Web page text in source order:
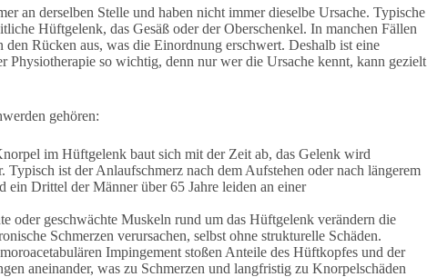
an derselben Stelle und haben nicht immer dieselbe Ursache. Typische
Hüftgelenk, das Gesäß oder der Oberschenkel. In manchen Fällen
Rücken aus, was die Einordnung erschwert. Deshalb ist eine
Physiotherapie so wichtig, denn nur wer die Ursache kennt, kann gezielt
gehören:
im Hüftgelenk baut sich mit der Zeit ab, das Gelenk wird
Typisch ist der Anlaufschmerz nach dem Aufstehen oder nach längerem
ein Drittel der Männer über 65 Jahre leiden an einer
oder geschwächte Muskeln rund um das Hüftgelenk verändern die
Schmerzen verursachen, selbst ohne strukturelle Schäden.
Impingement stoßen Anteile des Hüftkopfes und der
aneinander, was zu Schmerzen und langfristig zu Knorpelschäden